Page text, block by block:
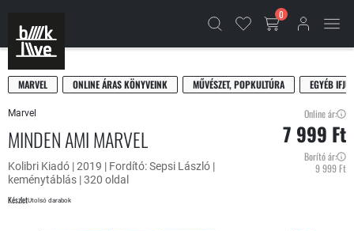
0
MARVEL ONLINE ÁRAS KÖNYVEINK MŰVÉSZET, POPKULTÚRA EGYÉB
Marvel
MINDEN AMI MARVEL
Kolibri Kiadó | 2019 | Fordító: Sepsi László |
keménytáblás | 320 oldal
KészletUtolsó darabok
Online ár:
7 999 Ft
Borító ár:
9 999 Ft